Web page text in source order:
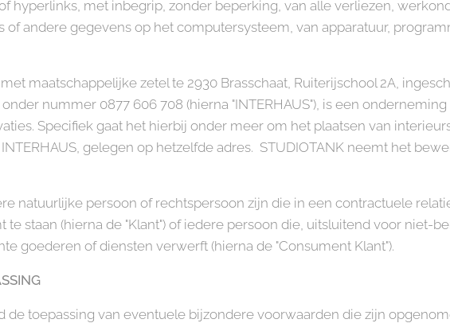
hyperlinks, met inbegrip, zonder beperking, van alle verliezen,
of andere gegevens op het computersysteem, van apparatuur,
met maatschappelijke zetel te 2930 Brasschaat, Ruiterijschool 2A,
nummer 0877 606 708 (hierna "INTERHAUS"), is een
Specifiek gaat het hierbij onder meer om het plaatsen van
gelegen op hetzelfde adres. STUDIOTANK neemt het
natuurlijke persoon of rechtspersoon zijn die in een contractuele
te staan (hierna de "Klant") of iedere persoon die, uitsluitend voor niet-
goederen of diensten verwerft (hierna de "Consument Klant").
toepassing van eventuele bijzondere voorwaarden die zijn